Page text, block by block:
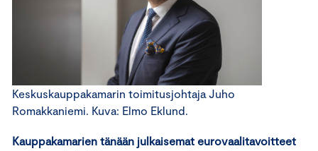
Keskuskauppakamarin toimitusjohtaja Juho
Romakkaniemi. Kuva: Elmo Eklund.
Kauppakamarien tänään julkaisemat eurovaalitavoitteet